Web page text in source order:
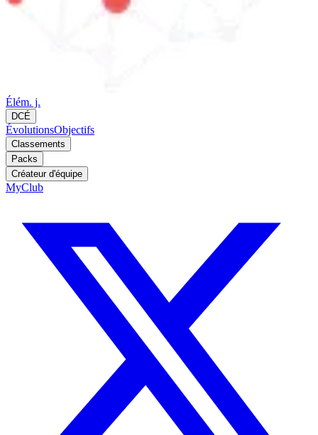
Élém. j.
DCÉ
ÉvolutionsObjectifs
Classements
Packs
Créateur d'équipe
MyClub